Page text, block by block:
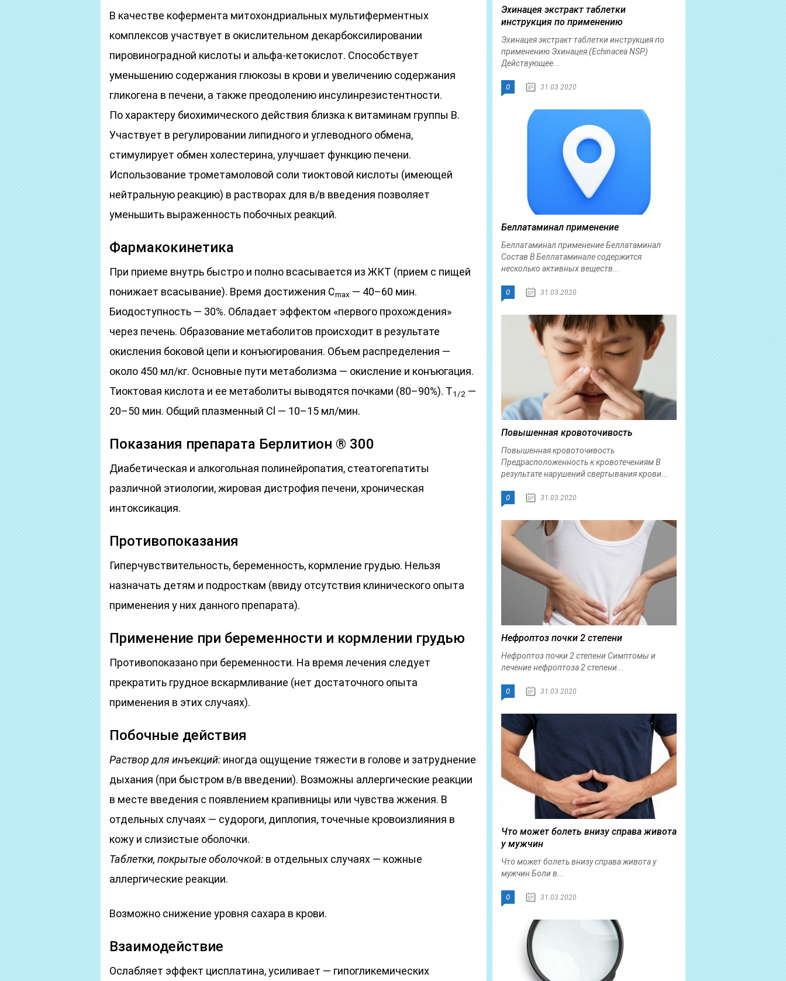
В качестве кофермента митохондриальных мультиферментных
комплексов участвует в окислительном декарбоксилировании
пировиноградной кислоты и альфа-кетокислот. Способствует
уменьшению содержания глюкозы в крови и увеличению содержания
гликогена в печени, а также преодолению инсулинрезистентности.
По характеру биохимического действия близка к витаминам группы B.
Участвует в регулировании липидного и углеводного обмена,
стимулирует обмен холестерина, улучшает функцию печени.
Использование трометамоловой соли тиоктовой кислоты (имеющей
нейтральную реакцию) в растворах для в/в введения позволяет
уменьшить выраженность побочных реакций.
Фармакокинетика
При приеме внутрь быстро и полно всасывается из ЖКТ (прием с пищей
понижает всасывание). Время достижения Cmax — 40–60 мин.
Биодоступность — 30%. Обладает эффектом «первого прохождения»
через печень. Образование метаболитов происходит в результате
окисления боковой цепи и конъюгирования. Объем распределения —
около 450 мл/кг. Основные пути метаболизма — окисление и конъюгация.
Тиоктовая кислота и ее метаболиты выводятся почками (80–90%). T1/2 —
20–50 мин. Общий плазменный Cl — 10–15 мл/мин.
Показания препарата Берлитион ® 300
Диабетическая и алкогольная полинейропатия, стеатогепатиты
различной этиологии, жировая дистрофия печени, хроническая
интоксикация.
Противопоказания
Гиперчувствительность, беременность, кормление грудью. Нельзя
назначать детям и подросткам (ввиду отсутствия клинического опыта
применения у них данного препарата).
Применение при беременности и кормлении грудью
Противопоказано при беременности. На время лечения следует
прекратить грудное вскармливание (нет достаточного опыта
применения в этих случаях).
Побочные действия
Раствор для инъекций: иногда ощущение тяжести в голове и затруднение
дыхания (при быстром в/в введении). Возможны аллергические реакции
в месте введения с появлением крапивницы или чувства жжения. В
отдельных случаях — судороги, диплопия, точечные кровоизлияния в
кожу и слизистые оболочки.
Таблетки, покрытые оболочкой: в отдельных случаях — кожные
аллергические реакции.
Возможно снижение уровня сахара в крови.
Взаимодействие
Ослабляет эффект цисплатина, усиливает — гипогликемических
Эхинацея экстракт таблетки
инструкция по применению
Эхинацея экстракт таблетки инструкция по
применению Эхинацея (Echinacea NSP)
Действующее...
0 31.03.2020
Беллатаминал применение
Беллатаминал применение Беллатаминал
Состав В Беллатаминале содержится
несколько активных веществ...
0 31.03.2020
Повышенная кровоточивость
Повышенная кровоточивость
Предрасположенность к кровотечениям В
результате нарушений свертывания крови...
0 31.03.2020
Нефроптоз почки 2 степени
Нефроптоз почки 2 степени Симптомы и
лечение нефроптоза 2 степени...
0 31.03.2020
Что может болеть внизу справа живота
у мужчин
Что может болеть внизу справа живота у
мужчин Боли в...
0 31.03.2020